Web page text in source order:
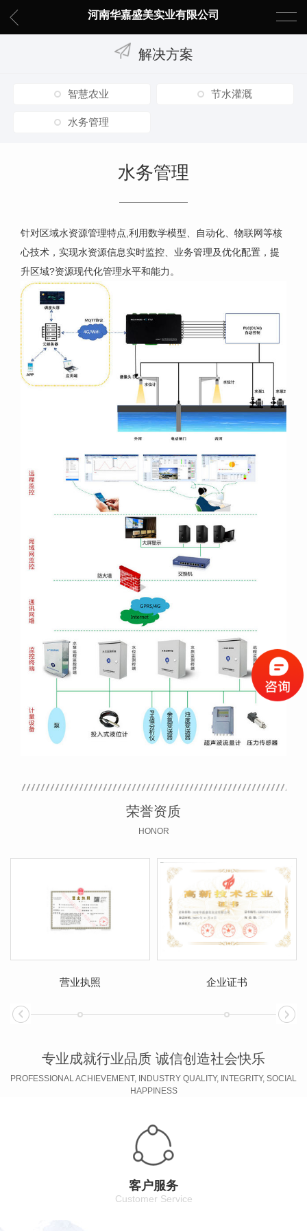
河南华嘉盛美实业有限公司
解决方案
智慧农业 节水灌溉
水务管理
水务管理
针对区域水资源管理特点,利用数学模型、自动化、物联网等核
心技术，实现水资源信息实时监控、业务管理及优化配置，提
升区域?资源现代化管理水平和能力。
荣誉资质
HONOR
营业执照 企业证书
专业成就行业品质 诚信创造社会快乐
PROFESSIONAL ACHIEVEMENT, INDUSTRY QUALITY, INTEGRITY, SOCIAL
HAPPINESS
客户服务
Customer Service